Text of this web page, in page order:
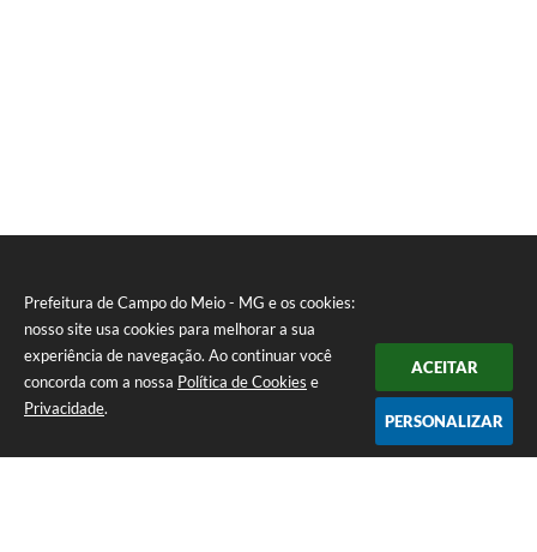
Prefeitura de Campo do Meio - MG e os cookies:
nosso site usa cookies para melhorar a sua
experiência de navegação. Ao continuar você
concorda com a nossa Política de Cookies e
Privacidade.
ACEITAR
PERSONALIZAR